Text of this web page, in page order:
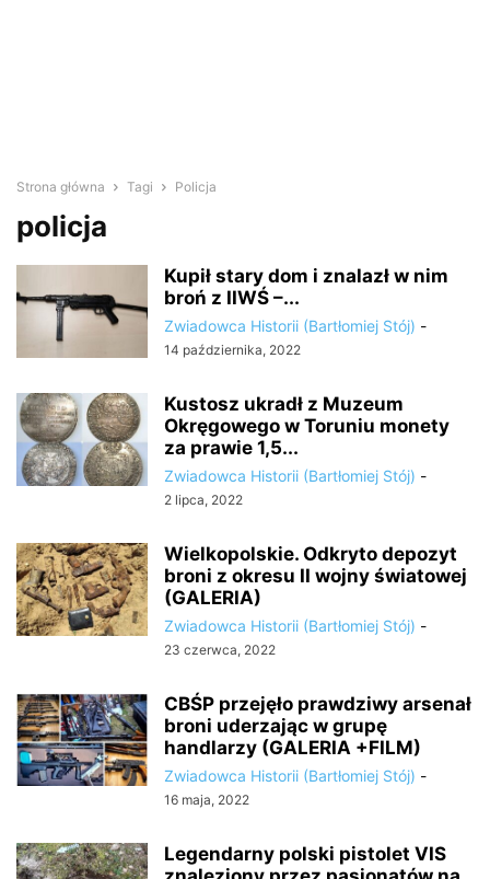
Strona główna Tagi Policja
policja
Kupił stary dom i znalazł w nim
broń z IIWŚ –...
Zwiadowca Historii (Bartłomiej Stój) -
14 października, 2022
Kustosz ukradł z Muzeum
Okręgowego w Toruniu monety
za prawie 1,5...
Zwiadowca Historii (Bartłomiej Stój) -
2 lipca, 2022
Wielkopolskie. Odkryto depozyt
broni z okresu II wojny światowej
(GALERIA)
Zwiadowca Historii (Bartłomiej Stój) -
23 czerwca, 2022
CBŚP przejęło prawdziwy arsenał
broni uderzając w grupę
handlarzy (GALERIA +FILM)
Zwiadowca Historii (Bartłomiej Stój) -
16 maja, 2022
Legendarny polski pistolet VIS